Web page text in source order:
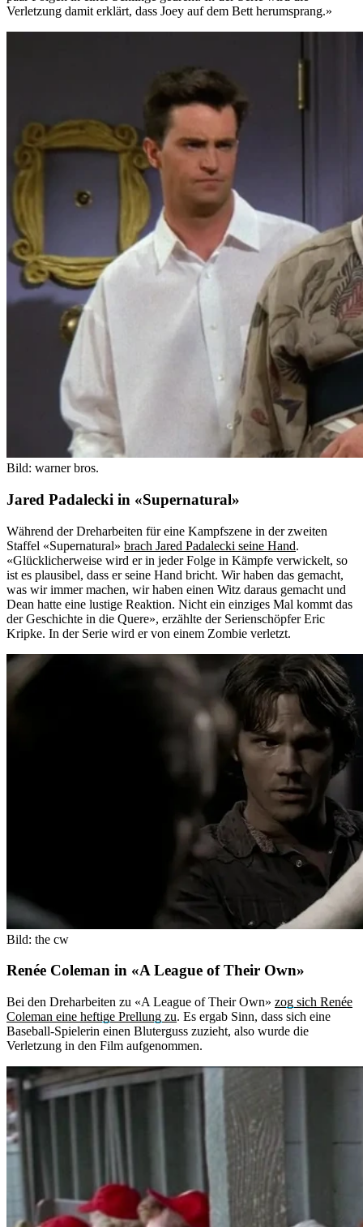
Verletzung damit erklärt, dass Joey auf dem Bett herumsprang.»
Bild: warner bros.
Jared Padalecki in «Supernatural»
Während der Dreharbeiten für eine Kampfszene in der zweiten
Staffel «Supernatural» brach Jared Padalecki seine Hand.
«Glücklicherweise wird er in jeder Folge in Kämpfe verwickelt, so
ist es plausibel, dass er seine Hand bricht. Wir haben das gemacht,
was wir immer machen, wir haben einen Witz daraus gemacht und
Dean hatte eine lustige Reaktion. Nicht ein einziges Mal kommt das
der Geschichte in die Quere», erzählte der Serienschöpfer Eric
Kripke. In der Serie wird er von einem Zombie verletzt.
Bild: the cw
Renée Coleman in «A League of Their Own»
Bei den Dreharbeiten zu «A League of Their Own» zog sich Renée
Coleman eine heftige Prellung zu. Es ergab Sinn, dass sich eine
Baseball-Spielerin einen Bluterguss zuzieht, also wurde die
Verletzung in den Film aufgenommen.